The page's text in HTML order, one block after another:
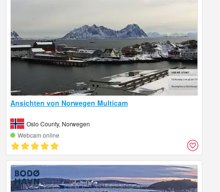
Ansichten von Norwegen Multicam
Oslo County, Norwegen
Webcam online